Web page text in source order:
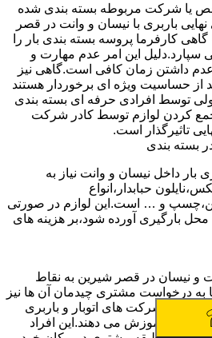
یا شرکت مربوطه بسته بندی شده
باربری با نیسان و وانت در قصر
کارفرما پروسه بسته بندی بار را
سپارد.دلیل این امر عدم مهارت و
عدم داشتن زمان کافی است.گاهی نیز
از حساسیت ویژه ای برخوردار هستند
توسط افرادی حرفه ای بسته بندی
جمع کردن لوازم توسط کادر شرکت
تاثیرگذار است.
بسته بندی
بار داخل نیسان و وانت نیاز به
حبابدار،انواع
و … است.این لوازم در صورتی
بارگیری آورده شود،بر هزینه های
و نیسان در قصر شیرین به نقاط
به درخواست مشتری چیدمان آن ها نیز
گیرد.شرکت های اتوبار و باربری
منظور آموزش می دهند.این افراد